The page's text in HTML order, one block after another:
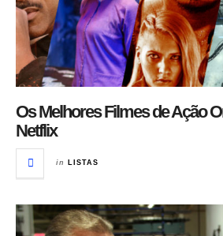
Os Melhores Filmes de Ação
Netflix
in LISTAS